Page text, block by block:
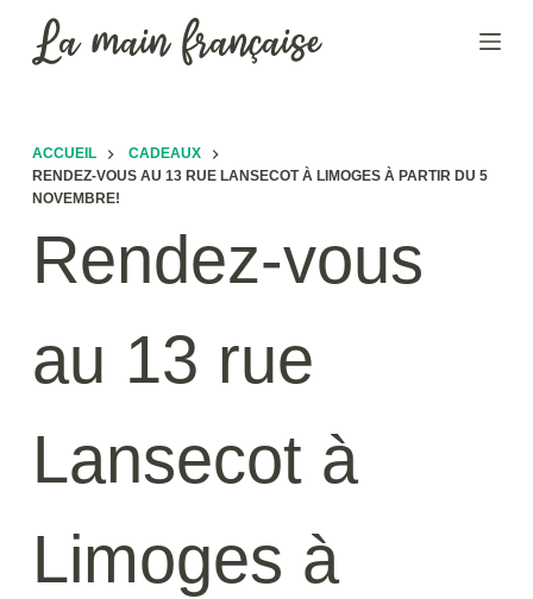
a
eACCUEIL
CADEAUX
RENDEZ-VOUS AU 13 RUE LANSECOT À LIMOGES À PARTIR DU 5
NOVEMBRE!
Rendez-vous
au 13 rue
Lansecot à
Limoges à